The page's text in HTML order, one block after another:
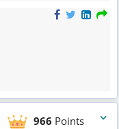
Visible also to unregistered users
966 Points